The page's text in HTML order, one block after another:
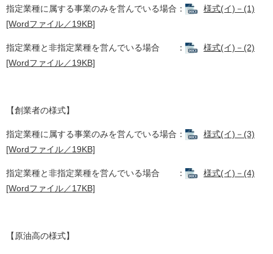
指定業種に属する事業のみを営んでいる場合：
様式(イ)－(1)
[Wordファイル／19KB]
指定業種と非指定業種を営んでいる場合 ：
様式(イ)－(2)
[Wordファイル／19KB]
【創業者の様式】
指定業種に属する事業のみを営んでいる場合：
様式(イ)－(3)
[Wordファイル／19KB]
指定業種と非指定業種を営んでいる場合 ：
様式(イ)－(4)
[Wordファイル／17KB]
【原油高の様式】